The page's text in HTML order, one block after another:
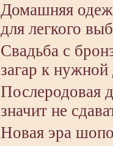
Домашняя
для легкого
Свадьба с
загар к нужной
Послеродовая
значит не
Новая эра